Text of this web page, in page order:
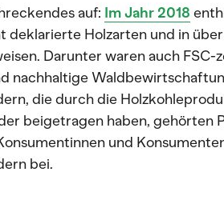
auf: Im Jahr 2018
Holzarten und in
Darunter waren auch
nachhaltige
die durch die
beigetragen haben, gehörten
und
bei.